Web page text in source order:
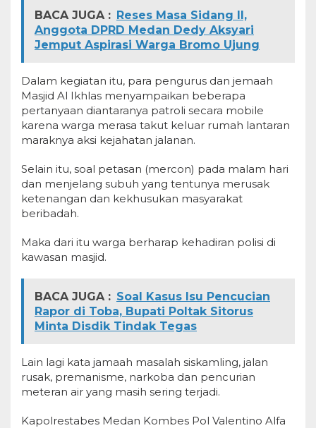
BACA JUGA : Reses Masa Sidang II,
Anggota DPRD Medan Dedy Aksyari
Jemput Aspirasi Warga Bromo Ujung
Dalam kegiatan itu, para pengurus dan jemaah
Masjid Al Ikhlas menyampaikan beberapa
pertanyaan diantaranya patroli secara mobile
karena warga merasa takut keluar rumah lantaran
maraknya aksi kejahatan jalanan.
Selain itu, soal petasan (mercon) pada malam hari
dan menjelang subuh yang tentunya merusak
ketenangan dan kekhusukan masyarakat
beribadah.
Maka dari itu warga berharap kehadiran polisi di
kawasan masjid.
BACA JUGA : Soal Kasus Isu Pencucian
Rapor di Toba, Bupati Poltak Sitorus
Minta Disdik Tindak Tegas
Lain lagi kata jamaah masalah siskamling, jalan
rusak, premanisme, narkoba dan pencurian
meteran air yang masih sering terjadi.
Kapolrestabes Medan Kombes Pol Valentino Alfa